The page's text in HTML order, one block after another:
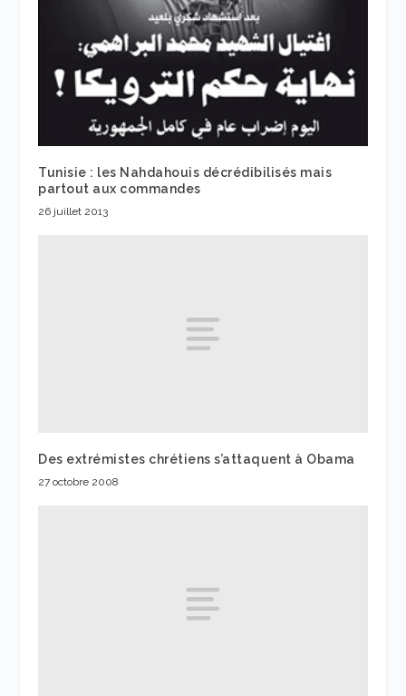
Tunisie : les Nahdahouis décrédibilisés mais
partout aux commandes
26 juillet 2013
Des extrémistes chrétiens s’attaquent à Obama
27 octobre 2008